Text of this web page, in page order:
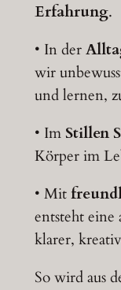
Erfahrung.
• In der
wir
und lernen,
• ImStillen
Körper im
• Mit
entsteht
klarer,
So wird aus